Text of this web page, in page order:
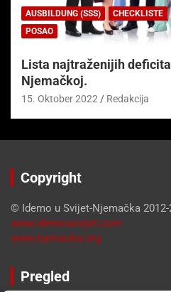
AUSBILDUNG (SSS) CHECKLISTE
POSAO
Lista najtraženijih
Njemačkoj.
15. Oktober 2022 Redakcija
Copyright
© Idemo u Svijet-Njemačka 2012-
www.idemousvijet.com
www.njemacka.org
Pregled